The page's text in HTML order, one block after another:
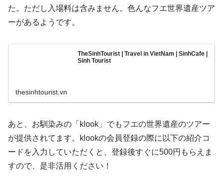
た。ただし入場料は含みません。色んなフエ世界遺産ツア
ーがあるようです。
TheSinhTourist | Travel in VietNam | SinhCafe |
Sinh Tourist
thesinhtourist.vn
あと、お馴染みの「klook」でもフエの世界遺産のツアー
が提供されてます。klookの会員登録の際に以下の紹介コ
ードを入力していただくと、登録後すぐに500円もらえま
すので、是非活用ください！